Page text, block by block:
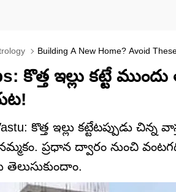
Building A New Home? Avoid
కొత్త ఇల్లు కట్టే
కొత్త ఇల్లు కట్టేటప్పుడు
ప్రధాన ద్వారం నుంచి